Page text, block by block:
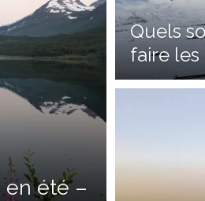
en été –
Quels
faire les